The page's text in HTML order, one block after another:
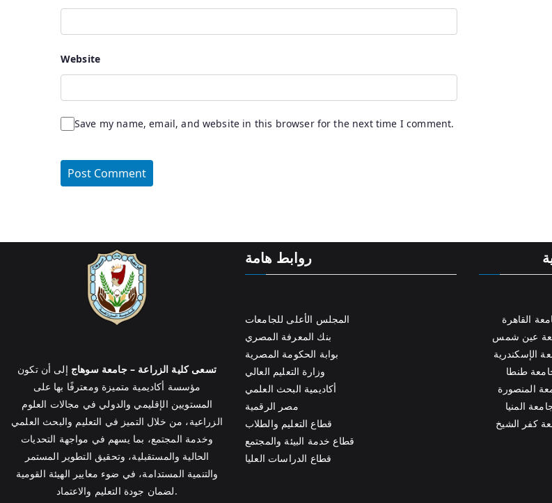
Website
Save my name, email, and website in this browser for the next time I comment.
تسعى كلية الزراعة – جامعة سوهاج إلى أن تكون
مؤسسة أكاديمية متميزة ومعترفًا بها على
المستويين الإقليمي والدولي في مجالات العلوم
الزراعية، من خلال التميز في التعليم والبحث العلمي
وخدمة المجتمع، بما يسهم في مواجهة التحديات
الحالية والمستقبلية، وتحقيق التطوير المستمر
والتنمية المستدامة، في ضوء معايير الهيئة القومية
لضمان جودة التعليم والاعتماد.
روابط هامة
المجلس الأعلى للجامعات
بنك المعرفة المصري
بوابة الحكومة المصرية
وزارة التعليم العالي
أكاديمية البحث العلمي
مصر الرقمية
قطاع التعليم والطلاب
قطاع خدمة البيئة والمجتمع
قطاع الدراسات العليا
القاهرة
عين شمس
الإسكندرية
طنطا
المنصورة
المنيا
كفر الشيخ